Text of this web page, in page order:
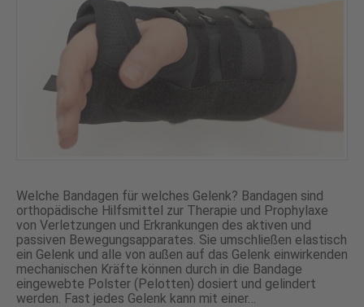
Welche Bandagen für welches Gelenk? Bandagen sind
orthopädische Hilfsmittel zur Therapie und Prophylaxe
von Verletzungen und Erkrankungen des aktiven und
passiven Bewegungsapparates. Sie umschließen elastisch
ein Gelenk und alle von außen auf das Gelenk einwirkenden
mechanischen Kräfte können durch in die Bandage
eingewebte Polster (Pelotten) dosiert und gelindert
werden. Fast jedes Gelenk kann mit einer…